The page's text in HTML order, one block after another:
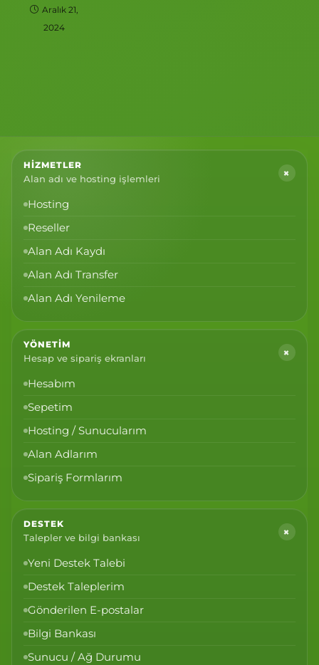
Aralık 21,
2024
HIZMETLER
Alan adı ve hosting işlemleri
+
Hosting
Reseller
Alan Adı Kaydı
Alan Adı Transfer
Alan Adı Yenileme
YÖNETIM
Hesap ve sipariş ekranları
+
Hesabım
Sepetim
Hosting / Sunucularım
Alan Adlarım
Sipariş Formlarım
DESTEK
Talepler ve bilgi bankası
+
Yeni Destek Talebi
Destek Taleplerim
Gönderilen E-postalar
Bilgi Bankası
Sunucu / Ağ Durumu